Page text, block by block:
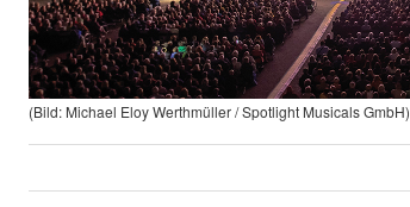
(Bild: Michael Eloy Werthmüller / Spotlight Musicals GmbH)